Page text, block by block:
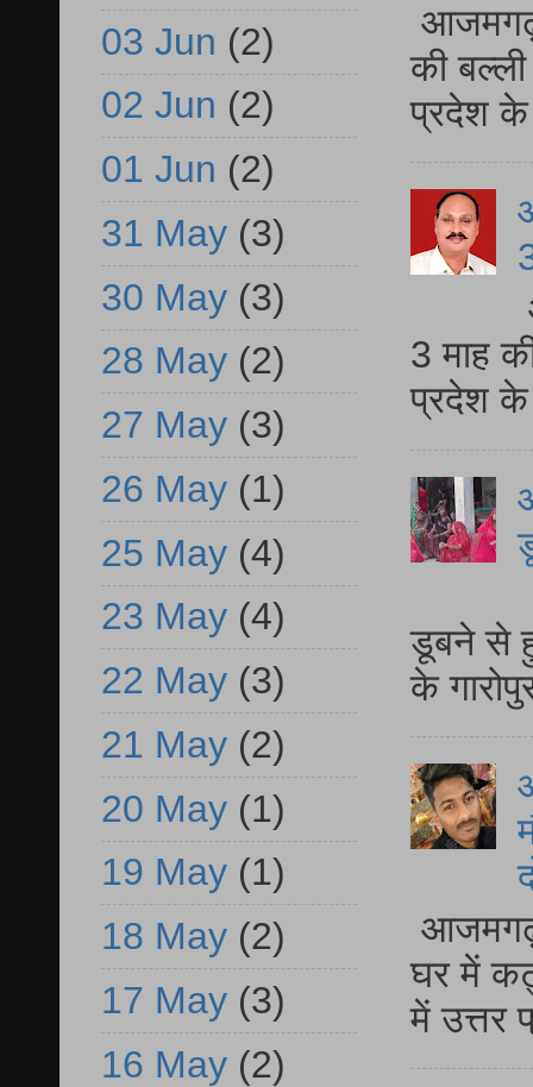
आजमगढ़
की
प्रदेश
3 माह
प्रदेश
डूबने से
के
घर में
में
03 Jun (2)
02 Jun (2)
01 Jun (2)
31 May (3)
30 May (3)
28 May (2)
27 May (3)
26 May (1)
25 May (4)
23 May (4)
22 May (3)
21 May (2)
20 May (1)
19 May (1)
18 May (2)
17 May (3)
16 May (2)